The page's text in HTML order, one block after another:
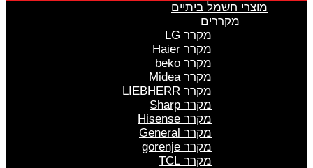
מוצרי חשמל ביתיים
מקררים
מקרר LG
מקרר Haier
מקרר beko
מקרר Midea
מקרר LIEBHERR
מקרר Sharp
מקרר Hisense
מקרר General
מקרר gorenje
מקרר TCL